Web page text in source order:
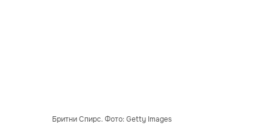
Бритни Спирс. Фото: Getty Images